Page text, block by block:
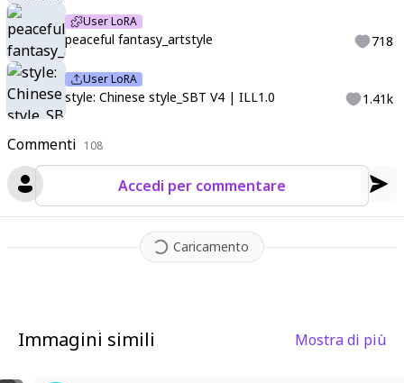
Commenti 108
Accedi per commentare
Caricamento
User LoRA
peaceful fantasy_artstyle 718
User LoRA
style: Chinese style_SBT V4 | ILL1.0 1.41k
Immagini simili Mostra di più